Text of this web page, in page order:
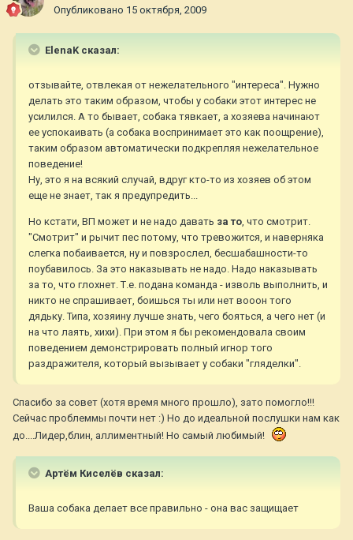
Опубликовано 15 октября, 2009
ElenaK сказал:
отзывайте, отвлекая от нежелательного "интереса". Нужно
делать это таким образом, чтобы у собаки этот интерес не
усилился. А то бывает, собака тявкает, а хозяева начинают
ее успокаивать (а собака воспринимает это как поощрение),
таким образом автоматически подкрепляя нежелательное
поведение!
Ну, это я на всякий случай, вдруг кто-то из хозяев об этом
еще не знает, так я предупредить...
Но кстати, ВП может и не надо давать за то, что смотрит.
"Смотрит" и рычит пес потому, что тревожится, и наверняка
слегка побаивается, ну и повзрослел, бесшабашности-то
поубавилось. За это наказывать не надо. Надо наказывать
за то, что глохнет. Т.е. подана команда - изволь выполнить, и
никто не спрашивает, боишься ты или нет вооон того
дядьку. Типа, хозяину лучше знать, чего бояться, а чего нет (и
на что лаять, хихи). При этом я бы рекомендовала своим
поведением демонстрировать полный игнор того
раздражителя, который вызывает у собаки "гляделки".
Спасибо за совет (хотя время много прошло), зато помогло!!!
Сейчас проблеммы почти нет :) Но до идеальной послушки нам как
до....Лидер,блин, аллиментный! Но самый любимый!
Артём Киселёв сказал:
Ваша собака делает все правильно - она вас защищает